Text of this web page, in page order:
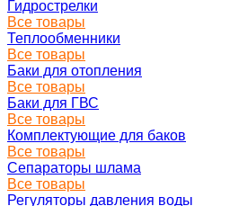
Гидрострелки
Все товары
Теплообменники
Все товары
Баки для отопления
Все товары
Баки для ГВС
Все товары
Комплектующие для баков
Все товары
Сепараторы шлама
Все товары
Регуляторы давления воды